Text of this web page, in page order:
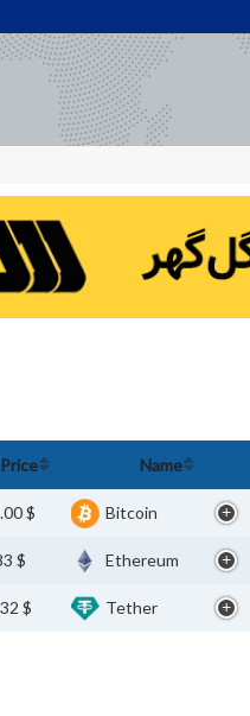
Name
Price
Bitcoin
$ 62,013.00
Ethereum
$ 1,740.83
Tether
$ 0.999132